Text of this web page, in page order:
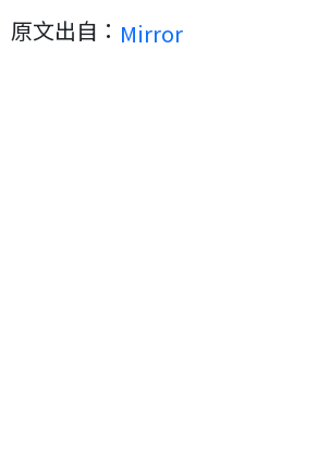
原文出自： Mirror